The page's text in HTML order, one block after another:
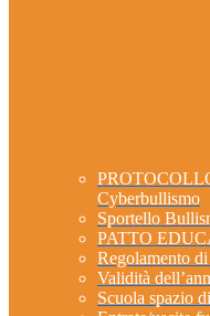
Cyberbullismo
Sportello
PATTO
Regolamento
Validità
Scuola spazio